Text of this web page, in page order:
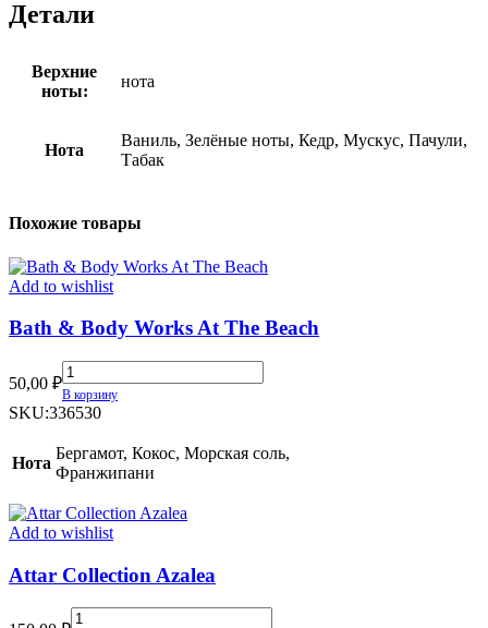
Детали
Верхние
ноты:
нота
Нота
Ваниль, Зелёные ноты, Кедр, Мускус, Пачули,
Табак
Похожие товары
Add to wishlist
Bath & Body Works At The Beach
50,00 ₽
Bath
&
Body
At
The
Beach
quantity
В корзину
SKU:336530
Нота
Бергамот, Кокос, Морская соль,
Франжипани
Add to wishlist
Attar Collection Azalea
Attar